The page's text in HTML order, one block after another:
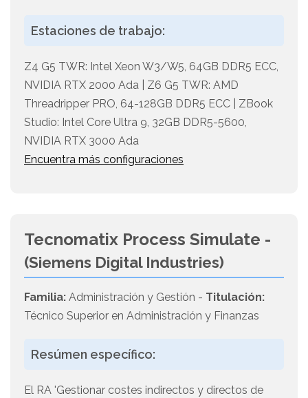
Estaciones de trabajo:
Z4 G5 TWR: Intel Xeon W3/W5, 64GB DDR5 ECC,
NVIDIA RTX 2000 Ada | Z6 G5 TWR: AMD
Threadripper PRO, 64-128GB DDR5 ECC | ZBook
Studio: Intel Core Ultra 9, 32GB DDR5-5600,
NVIDIA RTX 3000 Ada
Encuentra más configuraciones
Tecnomatix Process Simulate -
(Siemens Digital Industries)
Familia: Administración y Gestión - Titulación:
Técnico Superior en Administración y Finanzas
Resúmen específico:
El RA 'Gestionar costes indirectos y directos de